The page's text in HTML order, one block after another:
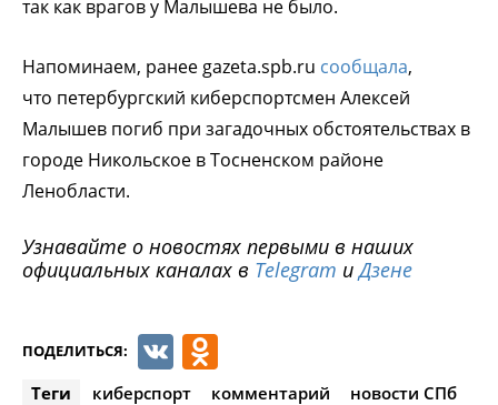
так как врагов у Малышева не было.
Напоминаем, ранее gazeta.spb.ru сообщала,
что петербургский киберспортсмен Алексей
Малышев погиб при загадочных обстоятельствах в
городе Никольское в Тосненском районе
Ленобласти.
Узнавайте о новостях первыми в наших
официальных каналах в Telegram иДзене
ПОДЕЛИТЬСЯ: VK
Теги киберспорт комментарий
новости СПб